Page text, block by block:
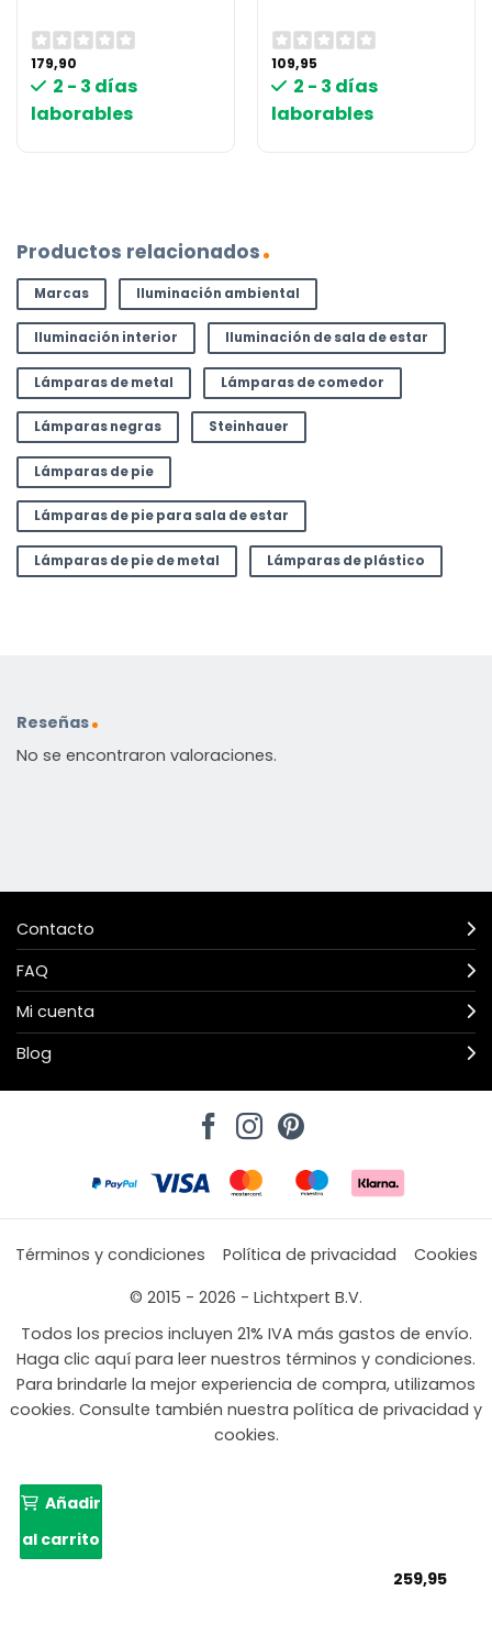
179,90
2 - 3 días
laborables
109,95
2 - 3 días
laborables
Productos relacionados
Marcas Iluminación ambiental
Iluminación interior Iluminación de sala de estar
Lámparas de metal Lámparas de comedor
Lámparas negras Steinhauer
Lámparas de pie
Lámparas de pie para sala de estar
Lámparas de pie de metal Lámparas de plástico
Reseñas
No se encontraron valoraciones.
Contacto
FAQ
Mi cuenta
Blog
Términos y condiciones Política de privacidad
Cookies
© 2015 - 2026 - Lichtxpert B.V.
Todos los precios incluyen 21% IVA más gastos de envío.
Haga clic aquí para leer nuestros términos y condiciones.
Para brindarle la mejor experiencia de compra, utilizamos
cookies. Consulte también nuestra política de privacidad y
cookies.
259,95
Añadir
al carrito